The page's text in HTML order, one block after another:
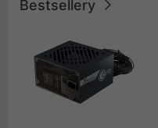
Bestsellery